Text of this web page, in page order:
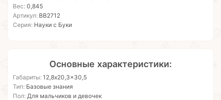
Вес: 0,845
Артикул: ВВ2712
Серия: Науки с Буки
Основные характеристики:
Габариты: 12,8x20,3x30,5
Тип: Базовые знания
Пол: Для мальчиков и девочек